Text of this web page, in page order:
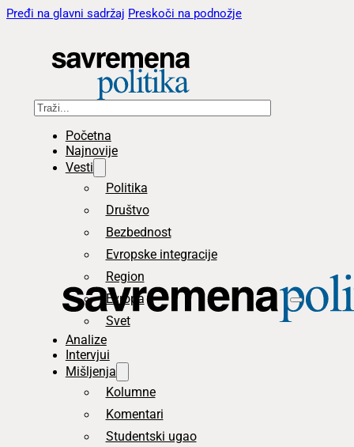
Pređi na glavni sadržaj Preskoči na podnožje
Pretraga
Početna
Najnovije
Vesti
Politika
Društvo
Bezbednost
Evropske integracije
Region
Evropa
Svet
Analize
Intervjui
Mišljenja
Kolumne
Komentari
Studentski ugao